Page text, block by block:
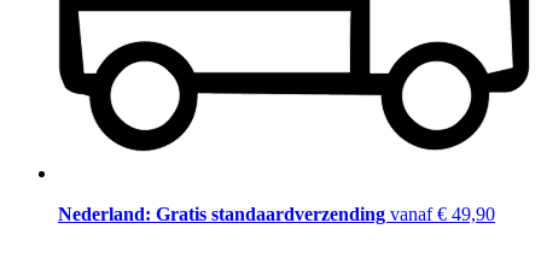
Nederland: Gratis standaardverzending vanaf € 49,90